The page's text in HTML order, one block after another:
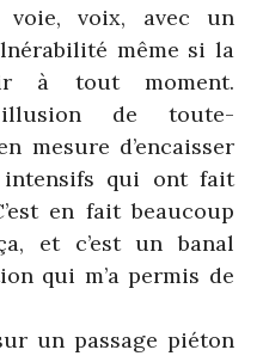
voie, voix, avec un
même si la
à tout moment.
de toute-
mesure d’encaisser
qui ont fait
en fait beaucoup
et c’est un banal
qui m’a permis de
un passage piéton